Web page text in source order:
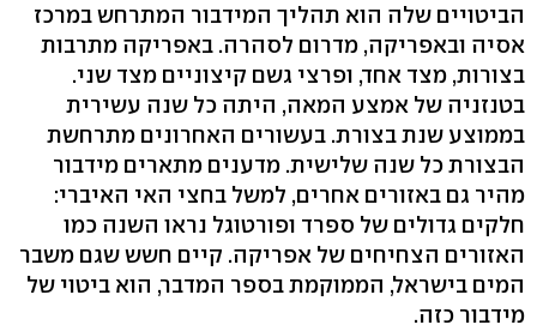
הביטויים שלה הוא תהליך המידבור המתרחש במרכז
אסיה ובאפריקה, מדרום לסהרה. באפריקה מתרבות
בצורות, מצד אחד, ופרצי גשם קיצוניים מצד שני.
בטנזניה של אמצע המאה, היתה כל שנה עשירית
בממוצע שנת בצורת. בעשורים האחרונים מתרחשת
הבצורת כל שנה שלישית. מדענים מתארים מידבור
מהיר גם באזורים אחרים, למשל בחצי האי האיברי:
חלקים גדולים של ספרד ופורטוגל נראו השנה כמו
האזורים הצחיחים של אפריקה. קיים חשש שגם משבר
המים בישראל, הממוקמת בספר המדבר, הוא ביטוי של
מידבור כזה.